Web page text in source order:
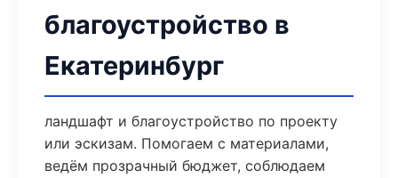
благоустройство в
Екатеринбург
ландшафт и благоустройство по проекту
или эскизам. Помогаем с материалами,
ведём прозрачный бюджет, соблюдаем